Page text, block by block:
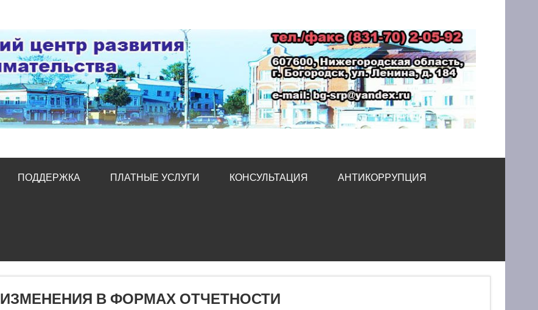
ПОДДЕРЖКА ПЛАТНЫЕ УСЛУГИ КОНСУЛЬТАЦИЯ АНТИКОРРУПЦИЯ
ИЗМЕНЕНИЯ В ФОРМАХ ОТЧЕТНОСТИ